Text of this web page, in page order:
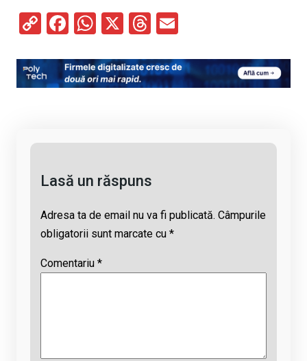
C
py
Li
F
ce
b
W
at
s
X
T
e
a
ail
Lasă un răspuns
Adresa ta de email nu va fi publicată. Câmpurile
obligatorii sunt marcate cu *
Comentariu *